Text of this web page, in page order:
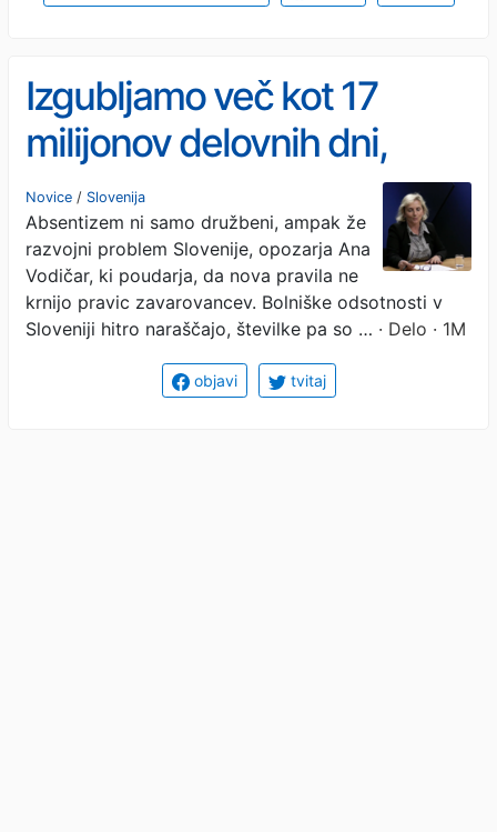
Izgubljamo več kot 17
milijonov delovnih dni,
kako daleč bo morala iti
reforma?
Novice / Slovenija
Absentizem ni samo družbeni, ampak že
razvojni problem Slovenije, opozarja Ana
Vodičar, ki poudarja, da nova pravila ne
krnijo pravic zavarovancev. Bolniške odsotnosti v
Sloveniji hitro naraščajo, številke pa so … · Delo · 1M
objavi tvitaj